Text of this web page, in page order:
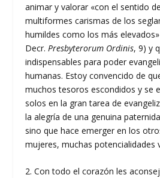
animar y valorar «con el sentido
multiformes carismas de los
humildes como los más elevados»
Decr. Presbyterorum Ordinis, 9) y
indispensables para poder
humanas. Estoy convencido de
muchos tesoros escondidos y se
solos en la gran tarea de
la alegría de una genuina
sino que hace emerger en los
mujeres, muchas potencialidades
2. Con todo el corazón les